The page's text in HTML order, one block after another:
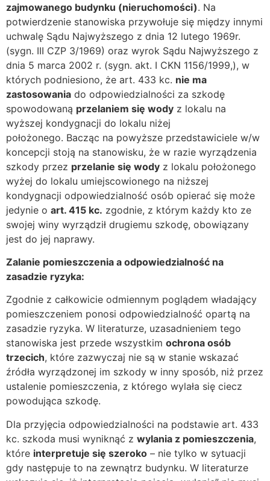
zajmowanego budynku (nieruchomości). Na
potwierdzenie stanowiska przywołuje się między innymi
uchwalę Sądu Najwyższego z dnia 12 lutego 1969r.
(sygn. III CZP 3/1969) oraz wyrok Sądu Najwyższego z
dnia 5 marca 2002 r. (sygn. akt. I CKN 1156/1999,), w
których podniesiono, że art. 433 kc. nie ma
zastosowania do odpowiedzialności za szkodę
spowodowaną przelaniem się wody z lokalu na
wyższej kondygnacji do lokalu niżej
położonego. Bacząc na powyższe przedstawiciele w/w
koncepcji stoją na stanowisku, że w razie wyrządzenia
szkody przez przelanie się wody z lokalu położonego
wyżej do lokalu umiejscowionego na niższej
kondygnacji odpowiedzialność osób opierać się może
jedynie o art. 415 kc. zgodnie, z którym każdy kto ze
swojej winy wyrządził drugiemu szkodę, obowiązany
jest do jej naprawy.
Zalanie pomieszczenia a odpowiedzialność na
zasadzie ryzyka:
Zgodnie z całkowicie odmiennym poglądem władający
pomieszczeniem ponosi odpowiedzialność opartą na
zasadzie ryzyka. W literaturze, uzasadnieniem tego
stanowiska jest przede wszystkim ochrona osób
trzecich, które zazwyczaj nie są w stanie wskazać
źródła wyrządzonej im szkody w inny sposób, niż przez
ustalenie pomieszczenia, z którego wylała się ciecz
powodująca szkodę.
Dla przyjęcia odpowiedzialności na podstawie art. 433
kc. szkoda musi wyniknąć z wylania z pomieszczenia,
które interpretuje się szeroko – nie tylko w sytuacji
gdy następuje to na zewnątrz budynku. W literaturze